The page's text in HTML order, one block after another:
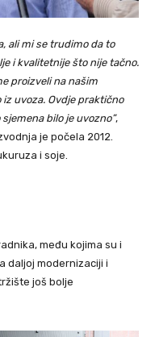
ali mi se trudimo da to
i kvalitetnije što nije tačno.
proizveli na našim
uvoza. Ovdje praktično
bilo je uvozno”,
je počela 2012.
i soje.
među kojima su i
daljoj modernizaciji i
još bolje